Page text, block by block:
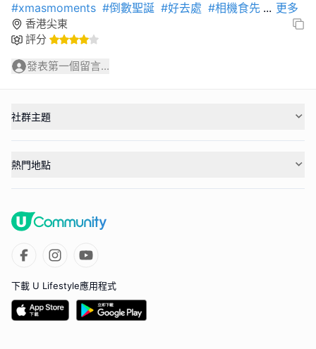
#xmasmoments #倒數聖誕 #好去處 #相機食先 ... 更多
香港尖東
評分
發表第一個留言...
社群主題
熱門地點
下載 U Lifestyle應用程式